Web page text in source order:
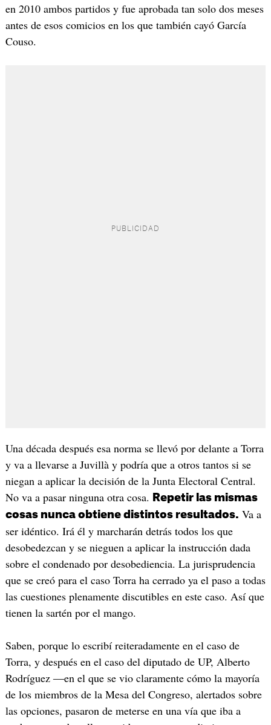
en 2010 ambos partidos y fue aprobada tan solo dos meses
antes de esos comicios en los que también cayó García
Couso.
Una década después esa norma se llevó por delante a Torra
y va a llevarse a Juvillà y podría que a otros tantos si se
niegan a aplicar la decisión de la Junta Electoral Central.
No va a pasar ninguna otra cosa.
Repetir las mismas
cosas nunca obtiene distintos resultados. Va a
ser idéntico. Irá él y marcharán detrás todos los que
desobedezcan y se nieguen a aplicar la instrucción dada
sobre el condenado por desobediencia. La jurisprudencia
que se creó para el caso Torra ha cerrado ya el paso a todas
las cuestiones plenamente discutibles en este caso. Así que
tienen la sartén por el mango.
Saben, porque lo escribí reiteradamente en el caso de
Torra, y después en el caso del diputado de UP, Alberto
Rodríguez ―en el que se vio claramente cómo la mayoría
de los miembros de la Mesa del Congreso, alertados sobre
las opciones, pasaron de meterse en una vía que iba a